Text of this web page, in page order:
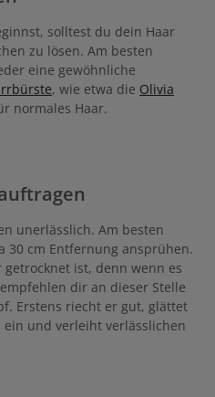
solltest du dein Haar
zu lösen. Am besten
eine gewöhnliche
, wie etwa die Olivia
normales Haar.
unerlässlich. Am besten
30 cm Entfernung ansprühen.
ist, denn wenn es
dir an dieser Stelle
Erstens riecht er gut, glättet
und verleiht verlässlichen